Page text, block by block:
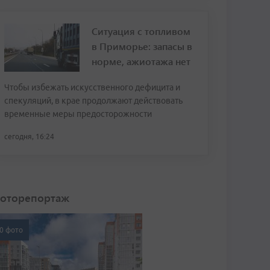
Ситуация с топливом
в Приморье: запасы в
норме, ажиотажа нет
Чтобы избежать искусственного дефицита и
спекуляций, в крае продолжают действовать
временные меры предосторожности
сегодня, 16:24
фото